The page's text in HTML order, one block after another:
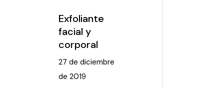
Exfoliante
facial y
corporal
27 de diciembre
de 2019